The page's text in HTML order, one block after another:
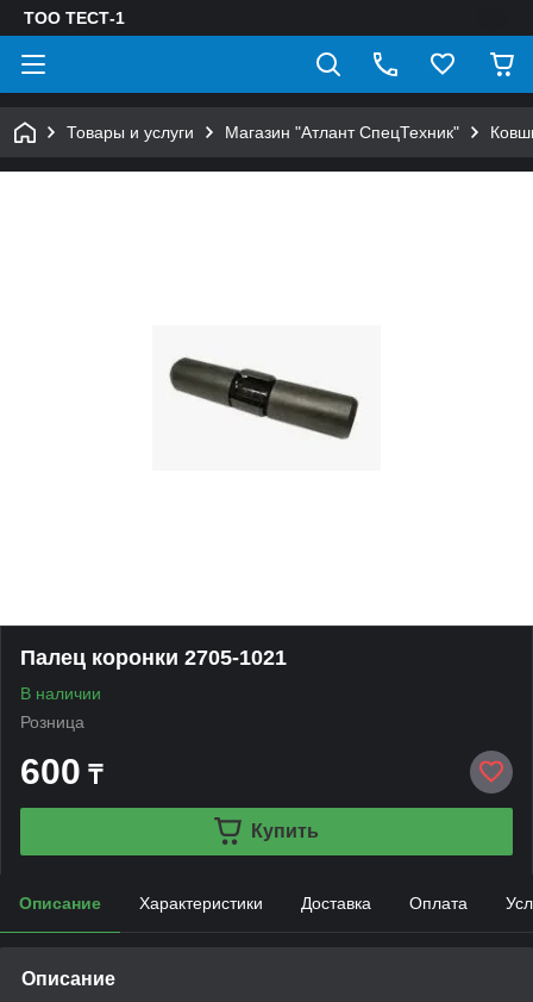
ТОО ТЕСТ-1
Товары и услуги Магазин "Атлант СпецТехник"
Палец коронки 2705-1021
В наличии
Розница
600 ₸
Купить
Описание Характеристики Доставка Оплата
Описание